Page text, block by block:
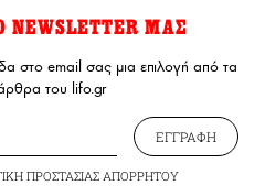
ΜΑΣ
στο email σας μια επιλογή από τα
του lifo.gr
ΕΓΓΡΑΦΗ
ΠΡΟΣΤΑΣΙΑΣ ΑΠΟΡΡΗΤΟΥ